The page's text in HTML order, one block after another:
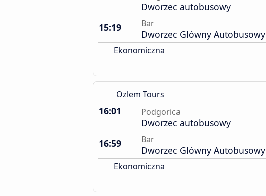
Dworzec autobusowy
15:19
Bar
Dworzec Glówny Autobusowy
Ekonomiczna
Ozlem Tours
16:01 Podgorica
Dworzec autobusowy
16:59
Bar
Dworzec Glówny Autobusowy
Ekonomiczna